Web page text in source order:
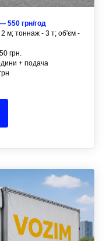
550 грн/год
м; тоннаж - 3 т; об'єм -
грн.
+ подача